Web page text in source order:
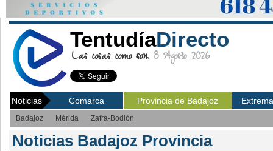
TentudíaDirecto
Las cosas como son. 8 Agosto 2026
Noticias Comarca Provincia de Badajoz
Badajoz Mérida Zafra-Bodión
Noticias Badajoz Provincia